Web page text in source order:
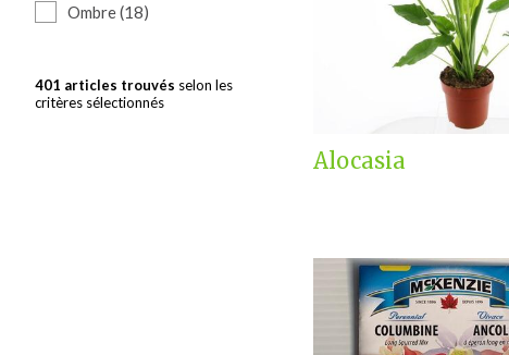
Ombre (18)
401 articles trouvés selon les
critères sélectionnés
Alocasia